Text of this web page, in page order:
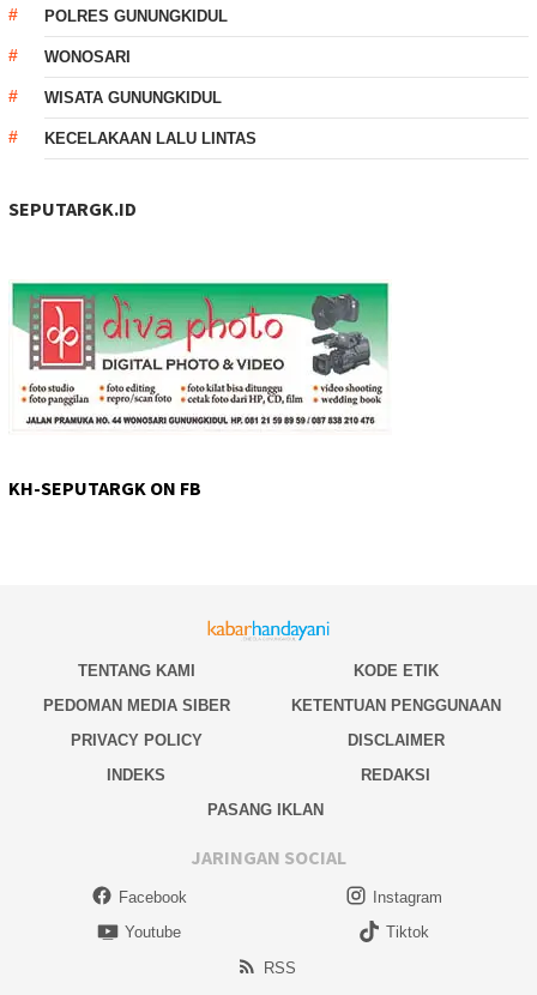
POLRES GUNUNGKIDUL
WONOSARI
WISATA GUNUNGKIDUL
KECELAKAAN LALU LINTAS
SEPUTARGK.ID
KH-SEPUTARGK ON FB
TENTANG KAMI
KODE ETIK
PEDOMAN MEDIA SIBER
KETENTUAN PENGGUNAAN
PRIVACY POLICY
DISCLAIMER
INDEKS
REDAKSI
PASANG IKLAN
JARINGAN SOCIAL
Facebook
Instagram
Youtube
Tiktok
RSS